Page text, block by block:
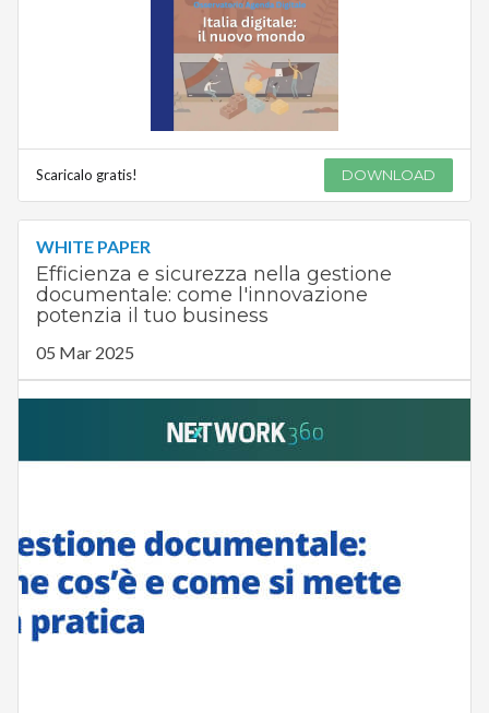
Scaricalo gratis! DOWNLOAD
WHITE PAPER
Efficienza e sicurezza nella gestione
documentale: come l'innovazione
potenzia il tuo business
05 Mar 2025